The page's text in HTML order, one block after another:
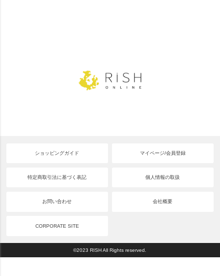
ショッピングガイド マイページ/会員登録
特定商取引法に基づく表記 個人情報の取扱
お問い合わせ 会社概要
CORPORATE SITE
©2023 RISH All Rights reserved.